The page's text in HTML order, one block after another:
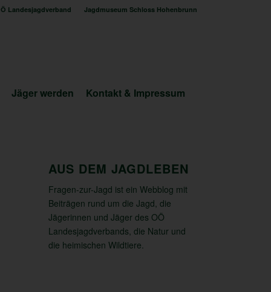
Landesjagdverband Jagdmuseum Schloss Hohenbrunn
Jäger werden Kontakt & Impressum
AUS DEM JAGDLEBEN
Fragen-zur-Jagd ist ein Webblog mit
Beiträgen rund um die Jagd, die
Jägerinnen und Jäger des OÖ
Landesjagdverbands, die Natur und
die heimischen Wildtiere.